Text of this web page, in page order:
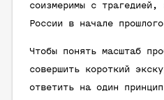
соизмеримы с трагедией,
России в начале
Чтобы понять масштаб
совершить короткий
ответить на один